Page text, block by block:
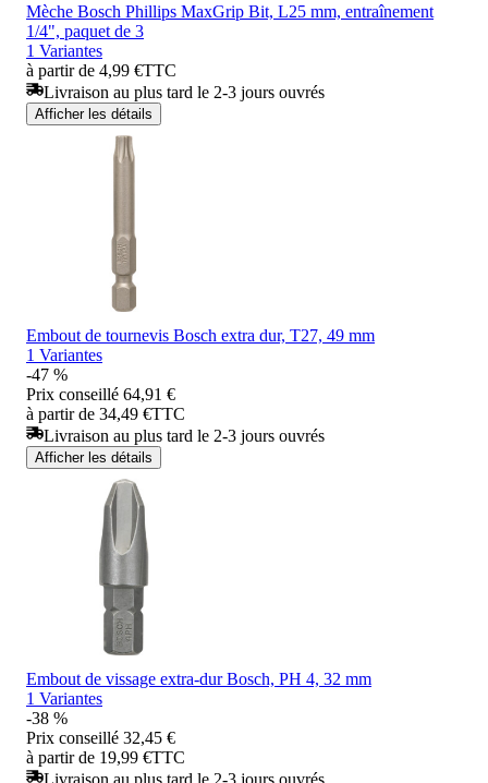
Mèche Bosch Phillips MaxGrip Bit, L25 mm, entraînement
1/4", paquet de 3
1 Variantes
à partir de 4,99 €TTC
Livraison au plus tard le 2-3 jours ouvrés
Afficher les détails
Embout de tournevis Bosch extra dur, T27, 49 mm
1 Variantes
-47 %
Prix conseillé 64,91 €
à partir de 34,49 €TTC
Livraison au plus tard le 2-3 jours ouvrés
Afficher les détails
Embout de vissage extra-dur Bosch, PH 4, 32 mm
1 Variantes
-38 %
Prix conseillé 32,45 €
à partir de 19,99 €TTC
Livraison au plus tard le 2-3 jours ouvrés